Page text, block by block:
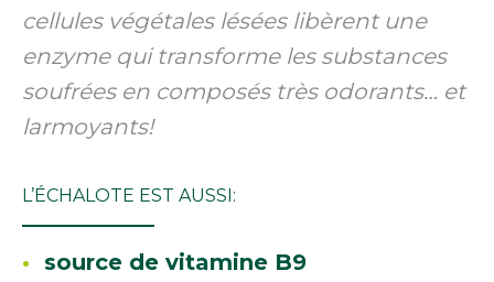
cellules végétales lésées libèrent une
enzyme qui transforme les substances
soufrées en composés très odorants… et
larmoyants!
L’ÉCHALOTE EST AUSSI:
source de vitamine B9